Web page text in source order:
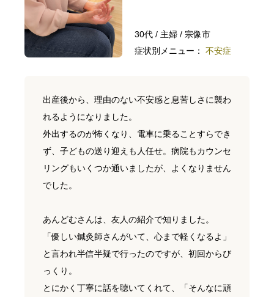
30代 / 主婦 / 宗像市
症状別メニュー： 不安症
出産後から、理由のない不安感と息苦しさに襲わ
れるようになりました。
外出するのが怖くなり、電車に乗ることすらでき
ず、子どもの送り迎えも人任せ。病院もカウンセ
リングもいくつか通いましたが、よくなりません
でした。
あんどむさんは、友人の紹介で知りました。
「優しい鍼灸師さんがいて、心まで軽くなるよ」
と言われ半信半疑で行ったのですが、初回からび
っくり。
とにかく丁寧に話を聴いてくれて、「そんなに頑